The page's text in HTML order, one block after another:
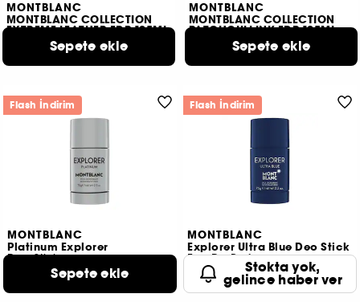
MONTBLANC
MONTBLANC COLLECTION
EXTREME LEATHER EDP 125ML
9.397 TLSepete ekle
MONTBLANC
MONTBLANC COLLECTION
PATCHOULI INK EDP 125ML
9.397 TLSepete ekle
MONTBLANC
Platinum Explorer
Deo Stick
Sepete ekle
Flash İndirim
MONTBLANC
Explorer Ultra Blue Deo Stick
Eau De Parfum
854 TL Stokta yok,
gelince haber ver
Flash İndirim